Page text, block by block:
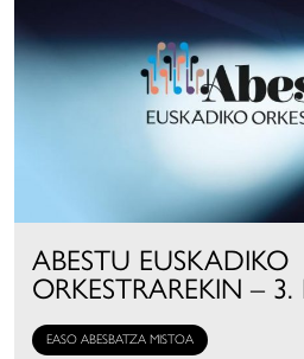
ABESTU EUSKADIKO
ORKESTRAREKIN –
EASO ABESBATZA MISTOA